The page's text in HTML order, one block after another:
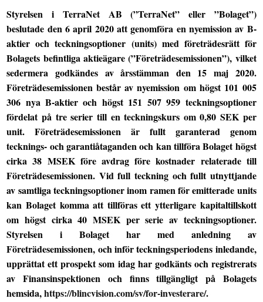
Styrelsen i TerraNet AB (”TerraNet” eller ”Bolaget”)
beslutade den 6 april 2020 att genomföra en nyemission av B-
aktier och teckningsoptioner (units) med företrädesrätt för
Bolagets befintliga aktieägare (”Företrädesemissionen”), vilket
sedermera godkändes av årsstämman den 15 maj 2020.
Företrädesemissionen består av nyemission om högst 101 005
306 nya B-aktier och högst 151 507 959 teckningsoptioner
fördelat på tre serier till en teckningskurs om 0,80 SEK per
unit. Företrädesemissionen är fullt garanterad genom
tecknings- och garantiåtaganden och kan tillföra Bolaget högst
cirka 38 MSEK före avdrag före kostnader relaterade till
Företrädesemissionen. Vid full teckning och fullt utnyttjande
av samtliga teckningsoptioner inom ramen för emitterade units
kan Bolaget komma att tillföras ett ytterligare kapitaltillskott
om högst cirka 40 MSEK per serie av teckningsoptioner.
Styrelsen i Bolaget har med anledning av
Företrädesemissionen, och inför teckningsperiodens inledande,
upprättat ett prospekt som idag har godkänts och registrerats
av Finansinspektionen och finns tillgängligt på Bolagets
hemsida,https://blincvision.com/sv/for-investerare/.